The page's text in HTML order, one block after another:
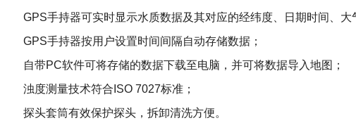
GPS手持器可实时显示水质数据及其对应的经纬度、日期时间、大
GPS手持器按用户设置时间间隔自动存储数据；
自带PC软件可将存储的数据下载至电脑，并可将数据导入地图；
浊度测量技术符合ISO 7027标准；
探头套筒有效保护探头，拆卸清洗方便。